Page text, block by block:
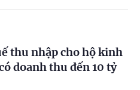
thu nhập cho hộ kinh
doanh thu đến 10 tỷ